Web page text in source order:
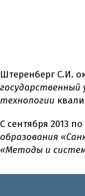
Штеренберг С.И.
технологии
С сентября 2013
образования
«Методы и